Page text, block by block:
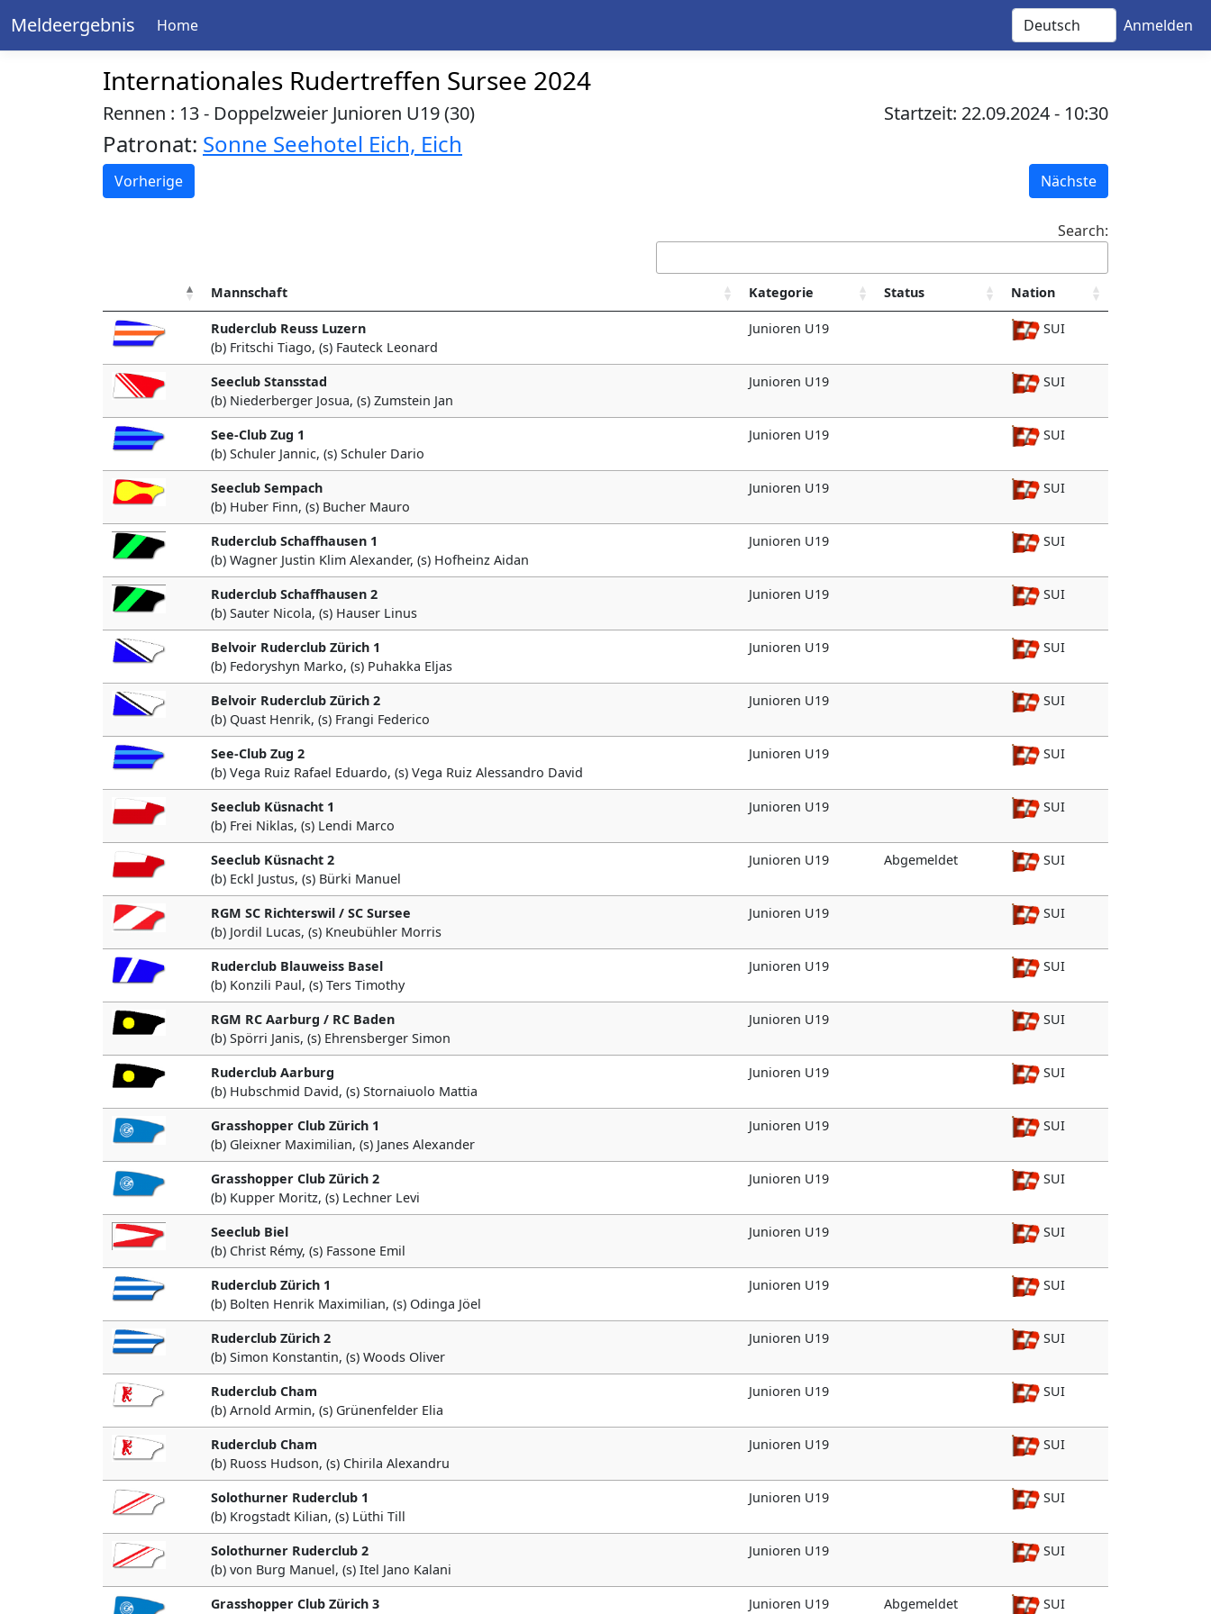
Meldeergebnis Home Anmelden
Internationales Rudertreffen Sursee 2024
Rennen : 13 - Doppelzweier Junioren U19 (30) Startzeit: 22.09.2024 - 10:30
Patronat: Sonne Seehotel Eich, Eich
Vorherige Nächste
Search:
Mannschaft Kategorie Status Nation
Ruderclub Reuss Luzern
(b) Fritschi Tiago, (s) Fauteck Leonard
Junioren U19 SUI
Seeclub Stansstad
(b) Niederberger Josua, (s) Zumstein Jan
Junioren U19 SUI
See-Club Zug 1
(b) Schuler Jannic, (s) Schuler Dario
Junioren U19 SUI
Seeclub Sempach
(b) Huber Finn, (s) Bucher Mauro
Junioren U19 SUI
Ruderclub Schaffhausen 1
(b) Wagner Justin Klim Alexander, (s) Hofheinz Aidan
Junioren U19 SUI
Ruderclub Schaffhausen 2
(b) Sauter Nicola, (s) Hauser Linus
Junioren U19 SUI
Belvoir Ruderclub Zürich 1
(b) Fedoryshyn Marko, (s) Puhakka Eljas
Junioren U19 SUI
Belvoir Ruderclub Zürich 2
(b) Quast Henrik, (s) Frangi Federico
Junioren U19 SUI
See-Club Zug 2
(b) Vega Ruiz Rafael Eduardo, (s) Vega Ruiz Alessandro David
Junioren U19 SUI
Seeclub Küsnacht 1
(b) Frei Niklas, (s) Lendi Marco
Junioren U19 SUI
Seeclub Küsnacht 2
(b) Eckl Justus, (s) Bürki Manuel
Junioren U19 Abgemeldet SUI
RGM SC Richterswil / SC Sursee
(b) Jordil Lucas, (s) Kneubühler Morris
Junioren U19 SUI
Ruderclub Blauweiss Basel
(b) Konzili Paul, (s) Ters Timothy
Junioren U19 SUI
RGM RC Aarburg / RC Baden
(b) Spörri Janis, (s) Ehrensberger Simon
Junioren U19 SUI
Ruderclub Aarburg
(b) Hubschmid David, (s) Stornaiuolo Mattia
Junioren U19 SUI
Grasshopper Club Zürich 1
(b) Gleixner Maximilian, (s) Janes Alexander
Junioren U19 SUI
Grasshopper Club Zürich 2
(b) Kupper Moritz, (s) Lechner Levi
Junioren U19 SUI
Seeclub Biel
(b) Christ Rémy, (s) Fassone Emil
Junioren U19 SUI
Ruderclub Zürich 1
(b) Bolten Henrik Maximilian, (s) Odinga Jöel
Junioren U19 SUI
Ruderclub Zürich 2
(b) Simon Konstantin, (s) Woods Oliver
Junioren U19 SUI
Ruderclub Cham
(b) Arnold Armin, (s) Grünenfelder Elia
Junioren U19 SUI
Ruderclub Cham
(b) Ruoss Hudson, (s) Chirila Alexandru
Junioren U19 SUI
Solothurner Ruderclub 1
(b) Krogstadt Kilian, (s) Lüthi Till
Junioren U19 SUI
Solothurner Ruderclub 2
(b) von Burg Manuel, (s) Itel Jano Kalani
Junioren U19 SUI
Grasshopper Club Zürich 3 Junioren U19 Abgemeldet SUI